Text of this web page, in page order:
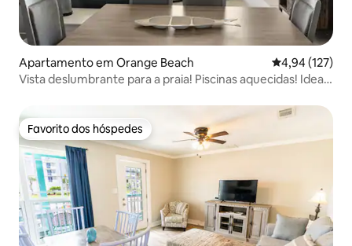
Apartamento em Orange Beach Classificação
4,94 (127)
Vista deslumbrante para a praia! Piscinas aquecidas! Ideal
Favorito dos hóspedes
Favorito dos hóspedes